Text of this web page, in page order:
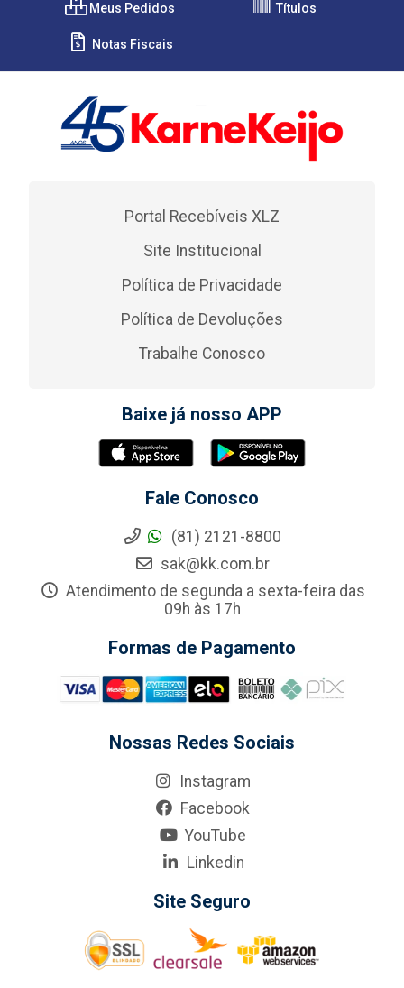
Meus Pedidos Títulos
Notas Fiscais
Portal Recebíveis XLZ
Site Institucional
Política de Privacidade
Política de Devoluções
Trabalhe Conosco
Baixe já nosso APP
Fale Conosco
(81) 2121-8800
sak@kk.com.br
Atendimento de segunda a sexta-feira das
09h às 17h
Formas de Pagamento
Nossas Redes Sociais
Instagram
Facebook
YouTube
Linkedin
Site Seguro